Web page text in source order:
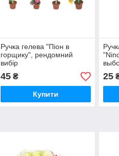
Ручка гелева "Піон в
горщику", рендомний
вибір
45₴
Купити
25